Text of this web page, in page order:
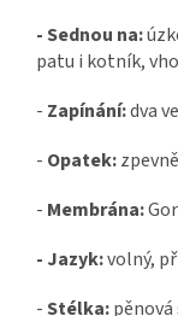
- Sednou na:
patu i kotník,
- Zapínání:dva
- Opatek:
- Membrána:
- Jazyk:volný,
-Stélka: